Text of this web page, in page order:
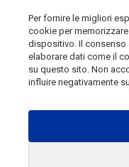
Per fornire le migliori
cookie per
dispositivo. Il consenso
elaborare dati come il
su questo sito. Non
influire negativamente
1 giorno fa
Telemolise - reg.
10/08/1982 -
Testata Giornalistica